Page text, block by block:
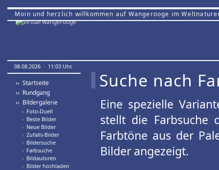
Moin und herzlich willkommen auf Wangerooge im
08.08.2026 · 11:03 Uhr.
›› Startseite
›› Rundgang
›› Bildergalerie
› Foto-Duell
› Beste Bilder
› Neue Bilder
› Zufalls-Bilder
› Bildersuche
› Farbsuche
› Bildautoren
› Bilder hochladen
Suche nach
Eine spezielle
stellt die Farbsuche
Farbtöne aus der
Bilder angezeigt.